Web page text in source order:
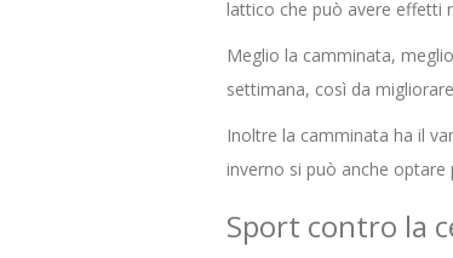
lattico che può avere effetti
Meglio la camminata,
settimana, così da
Inoltre la camminata ha il
inverno si può anche optare
Sport contro la